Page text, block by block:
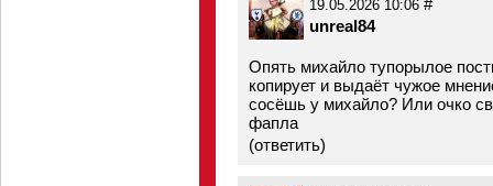
19.05.2026 10:06 #
unreal84
Опять михайло тупорылое
копирует и выдаёт чужое
сосёшь у михайло? Или очко
фапла
(ответить)